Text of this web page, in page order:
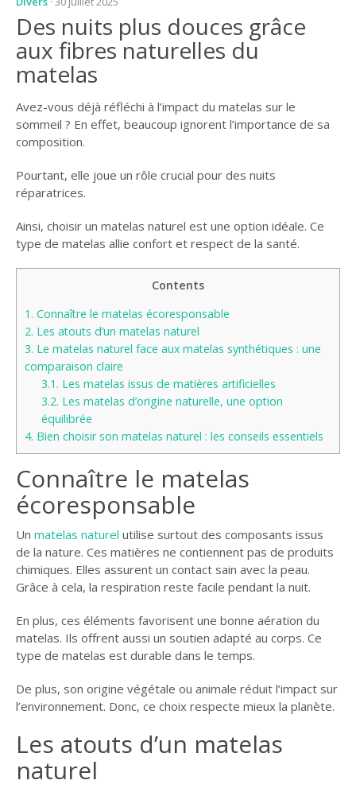
Des nuits plus douces grâce
aux fibres naturelles du
matelas
Avez-vous déjà réfléchi à l’impact du matelas sur le
sommeil ? En effet, beaucoup ignorent l’importance de sa
composition.
Pourtant, elle joue un rôle crucial pour des nuits
réparatrices.
Ainsi, choisir un matelas naturel est une option idéale. Ce
type de matelas allie confort et respect de la santé.
Contents
1. Connaître le matelas écoresponsable
2. Les atouts d’un matelas naturel
3. Le matelas naturel face aux matelas synthétiques : une
comparaison claire
3.1. Les matelas issus de matières artificielles
3.2. Les matelas d’origine naturelle, une option
équilibrée
4. Bien choisir son matelas naturel : les conseils essentiels
Connaître le matelas
écoresponsable
Un matelas naturel utilise surtout des composants issus
de la nature. Ces matières ne contiennent pas de produits
chimiques. Elles assurent un contact sain avec la peau.
Grâce à cela, la respiration reste facile pendant la nuit.
En plus, ces éléments favorisent une bonne aération du
matelas. Ils offrent aussi un soutien adapté au corps. Ce
type de matelas est durable dans le temps.
De plus, son origine végétale ou animale réduit l’impact sur
l’environnement. Donc, ce choix respecte mieux la planète.
Les atouts d’un matelas
naturel